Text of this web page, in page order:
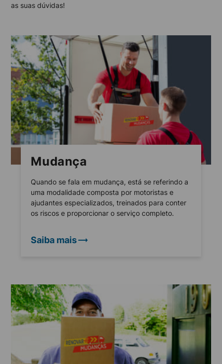
as suas dúvidas!
Mudança
Quando se fala em mudança, está se referindo a
uma modalidade composta por motoristas e
ajudantes especializados, treinados para conter
os riscos e proporcionar o serviço completo.
Saiba mais